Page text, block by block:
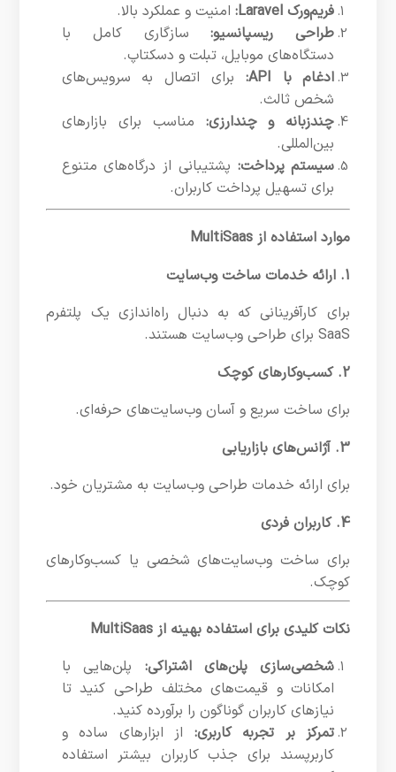
فریم‌ورک Laravel:
امنیت و عملکرد بالا.
طراحی ریسپانسیو:سازگاری کامل با
دستگاه‌های موبایل، تبلت و دسکتاپ.
ادغام با API:
برای اتصال به سرویس‌های
شخص ثالث.
چندزبانه و چندارزی: مناسب برای بازارهای
بین‌المللی.
سیستم پرداخت: پشتیبانی از درگاه‌های متنوع
برای تسهیل پرداخت کاربران.
موارد استفاده از MultiSaas
1. ارائه خدمات ساخت وب‌سایت
برای کارآفرینانی که به دنبال راه‌اندازی یک پلتفرم
SaaS برای طراحی وب‌سایت هستند.
2. کسب‌وکارهای کوچک
برای ساخت سریع و آسان وب‌سایت‌های حرفه‌ای.
3. آژانس‌های بازاریابی
برای ارائه خدمات طراحی وب‌سایت به مشتریان خود.
4. کاربران فردی
برای ساخت وب‌سایت‌های شخصی یا کسب‌وکارهای
کوچک.
نکات کلیدی برای استفاده بهینه از MultiSaas
شخصی‌سازی پلن‌های اشتراکی: پلن‌هایی با
امکانات و قیمت‌های مختلف طراحی کنید تا
نیازهای کاربران گوناگون را برآورده کنید.
تمرکز بر تجربه کاربری: از ابزارهای ساده و
کاربرپسند برای جذب کاربران بیشتر استفاده